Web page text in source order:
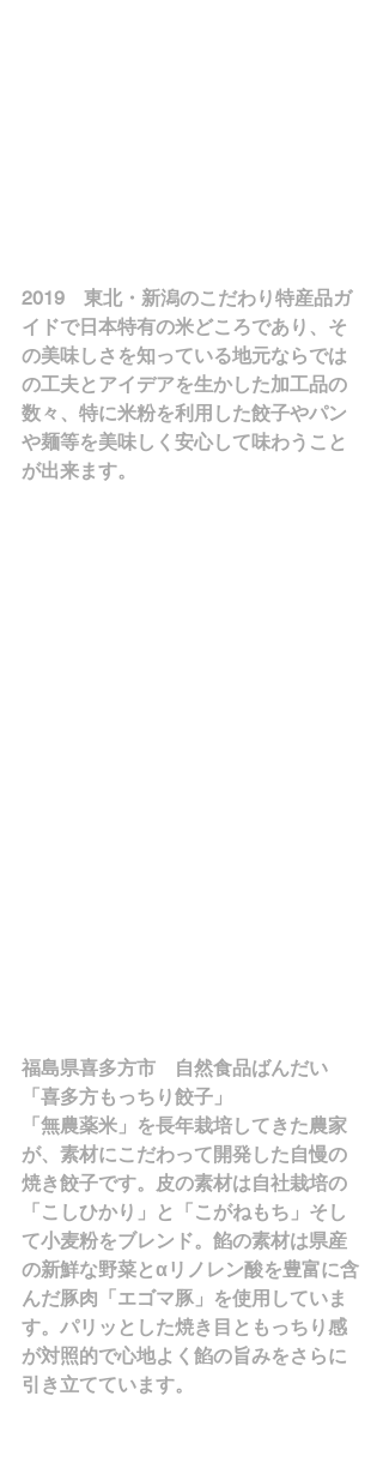
2019　東北・新潟のこだわり特産品ガ
イドで日本特有の米どころであり、そ
の美味しさを知っている地元ならでは
の工夫とアイデアを生かした加工品の
数々、特に米粉を利用した餃子やパン
や麺等を美味しく安心して味わうこと
が出来ます。
福島県喜多方市　自然食品ばんだい
「喜多方もっちり餃子」
「無農薬米」を長年栽培してきた農家
が、素材にこだわって開発した自慢の
焼き餃子です。皮の素材は自社栽培の
「こしひかり」と「こがねもち」そし
て小麦粉をブレンド。餡の素材は県産
の新鮮な野菜とαリノレン酸を豊富に含
んだ豚肉「エゴマ豚」を使用していま
す。パリッとした焼き目ともっちり感
が対照的で心地よく餡の旨みをさらに
引き立てています。